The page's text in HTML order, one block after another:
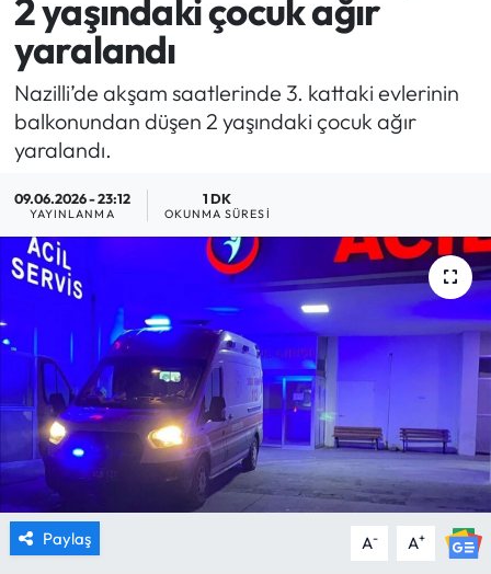
2 yaşındaki çocuk ağır
yaralandı
Nazilli’de akşam saatlerinde 3. kattaki evlerinin
balkonundan düşen 2 yaşındaki çocuk ağır
yaralandı.
09.06.2026 - 23:12
YAYINLANMA
1 DK
OKUNMA SÜRESI
Paylaş A- A+
GÜNCEL
GÜNDEM
MAGAZİN
SAĞLIK
SİYASET
SPOR
TARIM
TURİZM
YAŞAM
RESMİ İLANLAR
Son Dakika Haberleri
Haber Arşivi